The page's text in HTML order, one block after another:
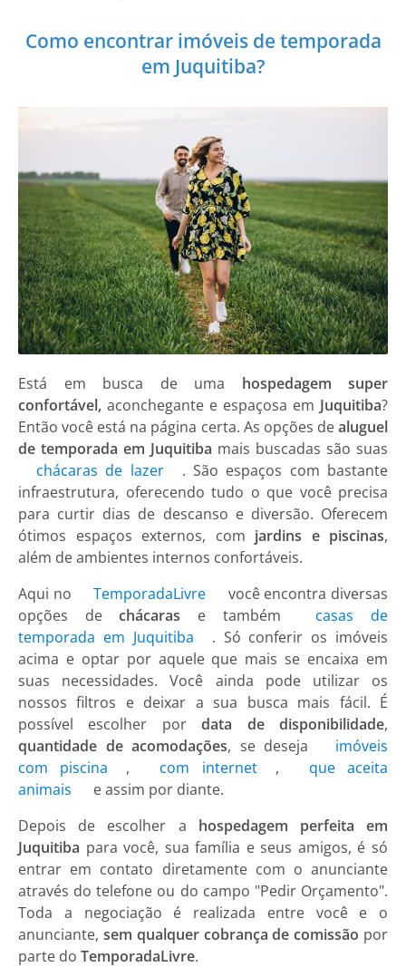
Como encontrar imóveis de temporada
em Juquitiba?
Está em busca de uma hospedagem super
confortável, aconchegante e espaçosa em Juquitiba?
Então você está na página certa. As opções dealuguel
de temporada em Juquitiba mais buscadas são suas
chácaras de lazer
. São espaços com bastante
infraestrutura, oferecendo tudo o que você precisa
para curtir dias de descanso e diversão. Oferecem
ótimos espaços externos, com jardins e piscinas,
além de ambientes internos confortáveis.
Aqui no
TemporadaLivre
você encontra diversas
opções dechácaras e também
casas de
temporada em Juquitiba
. Só conferir os imóveis
acima e optar por aquele que mais se encaixa em
suas necessidades. Você ainda pode utilizar os
nossos filtros e deixar a sua busca mais fácil. É
possível escolher pordata de disponibilidade,
quantidade de acomodações, se deseja
imóveis
com piscina
, com internet ,
que aceita
animais
e assim por diante.
Depois de escolher a hospedagem perfeita em
Juquitiba para você, sua família e seus amigos, é só
entrar em contato diretamente com o anunciante
através do telefone ou do campo "Pedir Orçamento".
Toda a negociação é realizada entre você e o
anunciante, sem qualquer cobrança de comissão por
parte do TemporadaLivre.